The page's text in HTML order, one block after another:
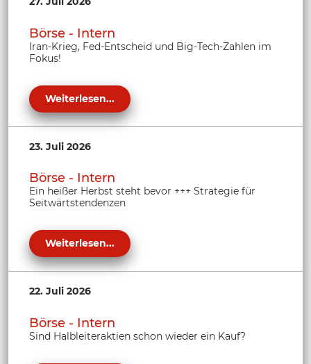
Börse - Intern
Iran-Krieg, Fed-Entscheid und Big-Tech-Zahlen im
Fokus!
Weiterlesen...
23. Juli 2026
Börse - Intern
Ein heißer Herbst steht bevor +++ Strategie für
Seitwärtstendenzen
Weiterlesen...
22. Juli 2026
Börse - Intern
Sind Halbleiteraktien schon wieder ein Kauf?